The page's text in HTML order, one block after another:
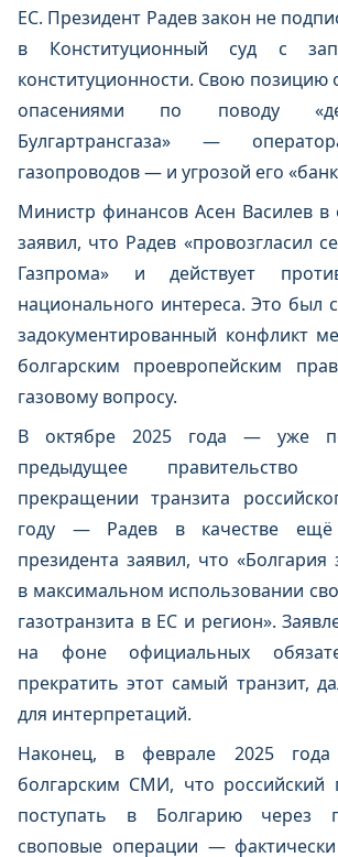
ЕС. Президент Радев закон не
в Конституционный суд с
конституционности. Свою позицию
опасениями по поводу
Булгартрансгаза» —
газопроводов — и угрозой его
Министр финансов Асен Василев в
заявил, что Радев «провозгласил
Газпрома» и действует
национального интереса. Это был
задокументированный конфликт
болгарским проевропейским
газовому вопросу.
В октябре 2025 года — уже
предыдущее
прекращении транзита
году — Радев в качестве ещё
президента заявил, что «Болгария
в максимальном использовании
газотранзита в ЕС и регион».
на фоне официальных
прекратить этот самый транзит,
для интерпретаций.
Наконец, в феврале 2025 года
болгарским СМИ, что российский
поступать в Болгарию через
своповые операции — фактически